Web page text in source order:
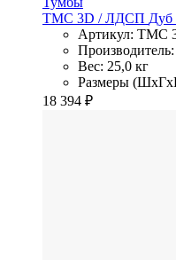
TMC 3D / ЛДСП Дуб
Артикул: TMC
Вес: 25,0 кг
Размеры
18 394 ₽